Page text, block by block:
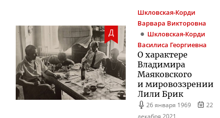
Д
Шкловская-Корди
Варвара Викторовна
Шкловская-Корди
Василиса Георгиевна
О характере
Владимира
Маяковского
и мировоззрении
Лили Брик
26 января 1969
22
декабря 2021